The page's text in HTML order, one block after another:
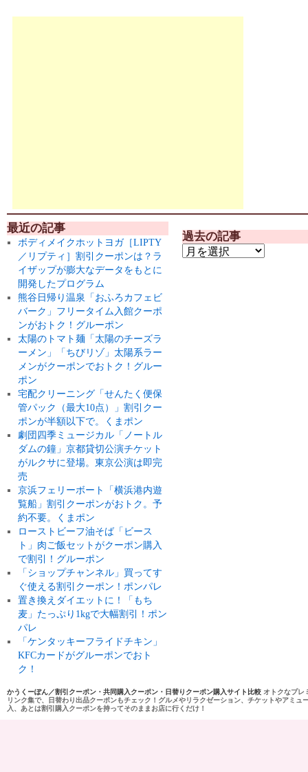
最近の記事
ボディメイクホットヨガ［LIPTY
／リプティ］割引クーポンは？ラ
イザップが膨大なデータをもとに
開発したプログラム
熊谷日帰り温泉「おふろカフェビ
バーク」フリータイム入館クーポ
ンがおトク！グルーポン
太陽のトマト麺「太陽のチーズラ
ーメン」「ちびリゾ」太陽系ラー
メンがクーポンでおトク！グルー
ポン
宅配クリーニング「せんたく便保
管パック（最大10点）」割引クー
ポンが半額以下で。くまポン
劇団四季ミュージカル「ノートル
ダムの鐘」京都貸切公演チケット
がルクサに登場。東京公演は即完
売
京浜フェリーボート「横浜港内遊
覧船」割引クーポンがおトク。予
約不要。くまポン
ローストビーフ油そば「ビース
ト」肉ご飯セットがクーポン購入
で割引！グルーポン
「ショップチャンネル」買ってす
ぐ使える割引クーポン！ポンパレ
置き換えダイエットに！「もち
麦」たっぷり1kgで大幅割引！ポン
パレ
「ケンタッキーフライドチキン」
KFCカードがグルーポンでおト
ク！
過去の記事
かうくーぽん／割引クーポン・共同購入クーポン・日替りクーポン購入サイト比較 オトクなプレ
リンク集で、日替わり出品クーポンもチェック！グルメやリラクゼーション、チケットやアミ
入、あとは割引購入クーポンを持ってそのままお店に行くだけ！